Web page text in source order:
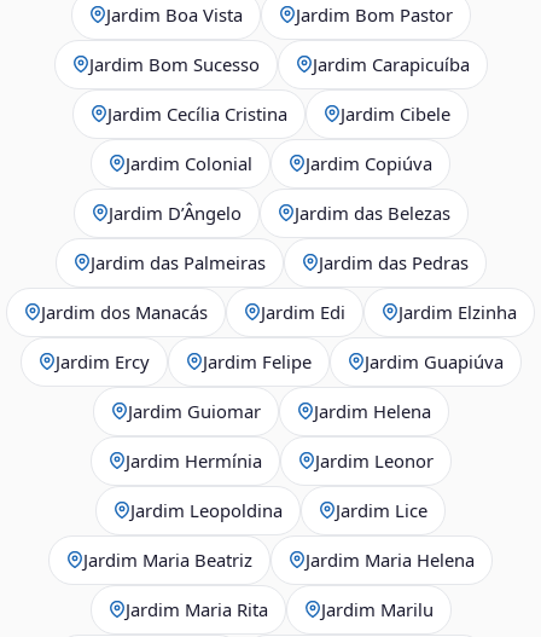
Jardim Boa Vista Jardim Bom Pastor
Jardim Bom Sucesso Jardim Carapicuíba
Jardim Cecília Cristina Jardim Cibele
Jardim Colonial Jardim Copiúva
Jardim D’Ângelo Jardim das Belezas
Jardim das Palmeiras Jardim das Pedras
Jardim dos Manacás Jardim Edi Jardim Elzinha
Jardim Ercy Jardim Felipe Jardim Guapiúva
Jardim Guiomar Jardim Helena
Jardim Hermínia Jardim Leonor
Jardim Leopoldina Jardim Lice
Jardim Maria Beatriz Jardim Maria Helena
Jardim Maria Rita Jardim Marilu